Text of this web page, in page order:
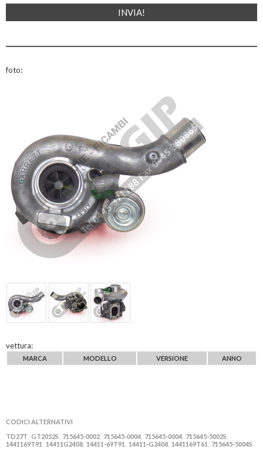
foto:
vettura:
MARCA MODELLO VERSIONE ANNO
CODICI ALTERNATIVI
TD27T GT2052S 715645-0002 715645-0004 715645-0004 715645-5002S
1441169T91 14411G2408 14411-69T91 14411-G2408 1441169T61 715645-5004S